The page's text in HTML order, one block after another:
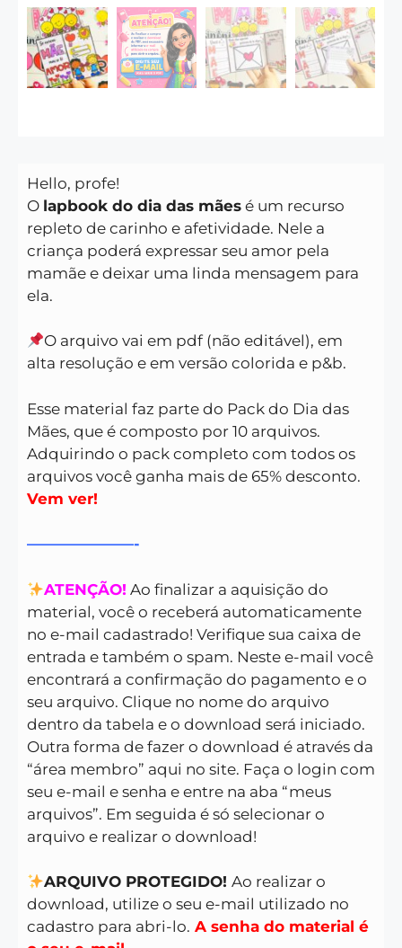
Hello, profe!
O lapbook do dia das mães é um recurso
repleto de carinho e afetividade. Nele a
criança poderá expressar seu amor pela
mamãe e deixar uma linda mensagem para
ela.
O arquivo vai em pdf (não editável), em
alta resolução e em versão colorida e p&b.
Esse material faz parte do Pack do Dia das
Mães, que é composto por 10 arquivos.
Adquirindo o pack completo com todos os
arquivos você ganha mais de 65% desconto.
Vem ver!
———————-
ATENÇÃO! Ao finalizar a aquisição do
material, você o receberá automaticamente
no e-mail cadastrado! Verifique sua caixa de
entrada e também o spam. Neste e-mail você
encontrará a confirmação do pagamento e o
seu arquivo. Clique no nome do arquivo
dentro da tabela e o download será iniciado.
Outra forma de fazer o download é através da
“área membro” aqui no site. Faça o login com
seu e-mail e senha e entre na aba “meus
arquivos”. Em seguida é só selecionar o
arquivo e realizar o download!
ARQUIVO PROTEGIDO!Ao realizar o
download, utilize o seu e-mail utilizado no
cadastro para abri-lo. A senha do material é